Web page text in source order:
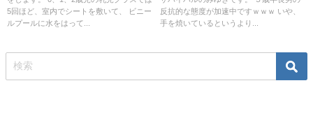
5回ほど、室内でシートを敷いて、 ビニー
ルプールに水をはって...
反抗的な態度が加速中ですｗｗｗ いや、
手を焼いているというより...